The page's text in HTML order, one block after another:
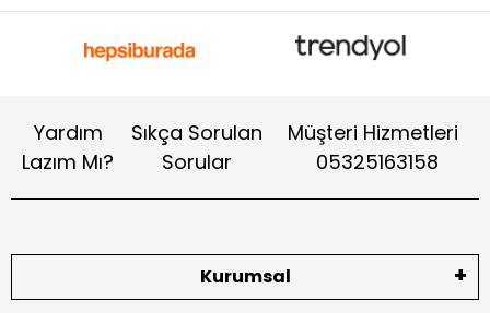
Yardım
Lazım Mı?
Sıkça Sorulan
Sorular
Müşteri Hizmetleri
05325163158
Kurumsal